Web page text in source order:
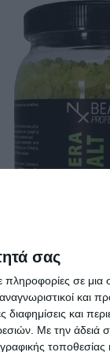
σας
πληροφορίες σε
και
και
Με την άδειά
τοποθεσίας
NX